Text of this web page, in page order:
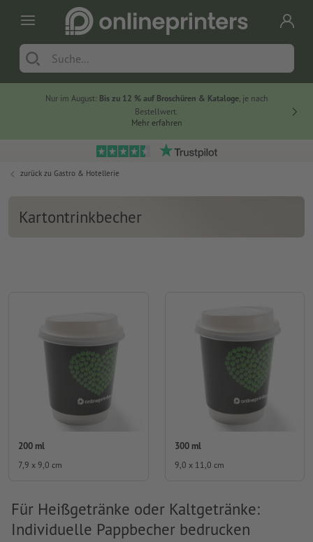
Nur im August: Bis zu 12 % auf Broschüren & Kataloge, je nach
Bestellwert.
Mehr erfahren
zurück zu Gastro & Hotellerie
Kartontrinkbecher
200 ml
7,9 x 9,0 cm
300 ml
9,0 x 11,0 cm
Für Heißgetränke oder Kaltgetränke:
Individuelle Pappbecher bedrucken